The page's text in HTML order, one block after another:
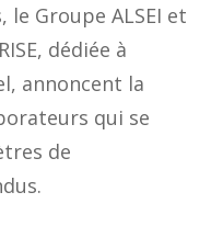
Groupe ALSEI et
dédiée à
annoncent la
qui se
de